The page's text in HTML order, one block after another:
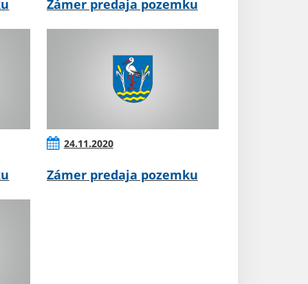
Zámer predaja pozemku
24.11.2020
Zámer predaja pozemku